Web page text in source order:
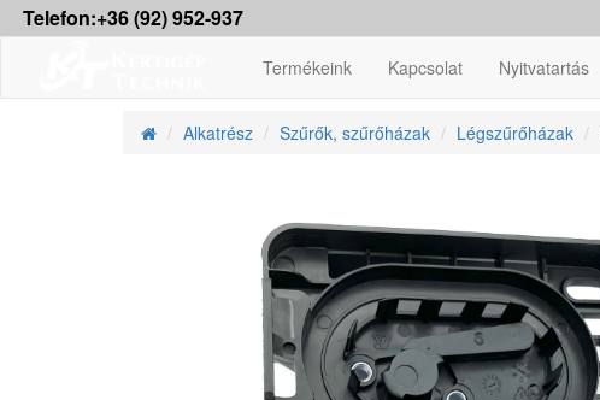
Telefon:+36 (92) 952-937
Termékeink Kapcsolat Nyitvatartás
Alkatrész Szűrők, szűrőházak Légszűrőházak